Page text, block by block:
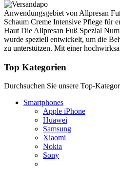
Anwendungsgebiet von Allpresan
Schaum Creme Intensive Pflege für
Haut Die Allpresan Fuß Spezial
wurde speziell entwickelt, um die
zu unterstützen. Mit einer
Top Kategorien
Durchsuchen Sie unsere Top-
Smartphones
Apple iPhone
Huawei
Samsung
Xiaomi
Nokia
Sony